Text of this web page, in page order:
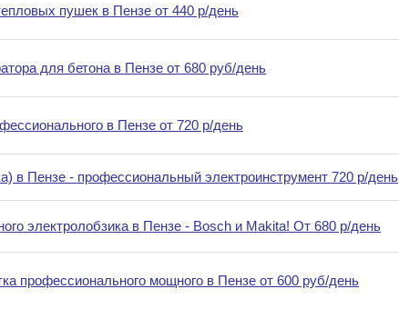
пушек в Пензе от 440 р/день
для бетона в Пензе от 680 руб/день
в Пензе от 720 р/день
в Пензе - профессиональный электроинструмент 720 р/день
электролобзика в Пензе - Bosch и Makita! От 680 р/день
профессионального мощного в Пензе от 600 руб/день